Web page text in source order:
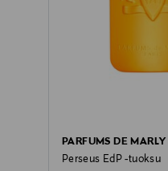
PARFUMS DE MARLY
Perseus EdP -tuoksu